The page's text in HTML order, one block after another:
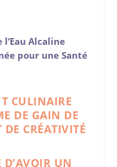
Alcaline
pour une Santé
CULINAIRE
DE GAIN DE
DE CRÉATIVITÉ
D’AVOIR UN